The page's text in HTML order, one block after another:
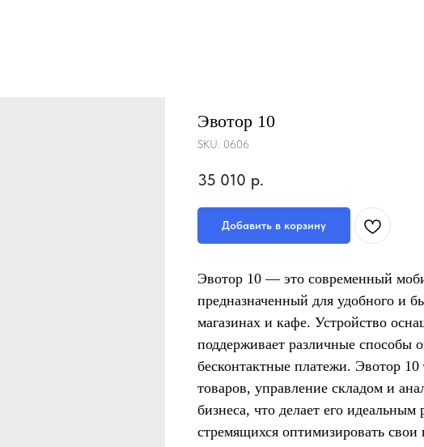
Эвотор 10
SKU: 0606
35 010 р.
Добавить в корзину
Эвотор 10 — это современный
предназначенный для удобного и
магазинах и кафе. Устройство
поддерживает различные способы
бесконтактные платежи. Эвотор
товаров, управление складом и
бизнеса, что делает его
стремящихся оптимизировать свои